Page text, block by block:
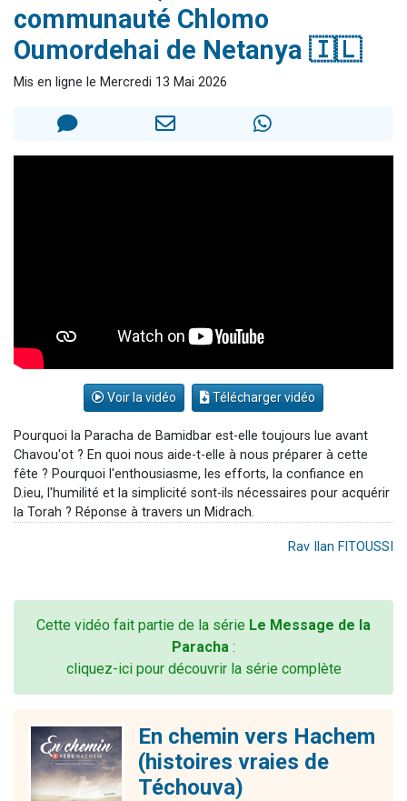
Eva vient de donner son Maasser
communauté Chlomo
Oumordehai de Netanya 🇮🇱
Mis en ligne le Mercredi 13 Mai 2026
Voir la vidéo Télécharger vidéo
Pourquoi la Paracha de Bamidbar est-elle toujours lue avant
Chavou'ot ? En quoi nous aide-t-elle à nous préparer à cette
fête ? Pourquoi l'enthousiasme, les efforts, la confiance en
D.ieu, l'humilité et la simplicité sont-ils nécessaires pour acquérir
la Torah ? Réponse à travers un Midrach.
Rav Ilan FITOUSSI
Cette vidéo fait partie de la série Le Message de la
Paracha :
cliquez-ici pour découvrir la série complète
En chemin vers Hachem
(histoires vraies de
Téchouva)